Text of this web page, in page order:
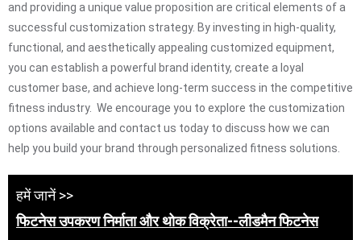
and providing a unique value proposition are critical elements of a
successful customization strategy. By investing in high-quality,
functional, and aesthetically appealing customized equipment,
you can establish a powerful brand identity, create a loyal
customer base, and achieve long-term success in the competitive
fitness industry. We encourage you to explore the customization
options available and contact us today to discuss how we can
help you build your brand through personalized fitness solutions.
हमें जानें >>
फिटनेस उपकरण निर्माता और थोक विक्रेता--लीडमैन फिटनेस